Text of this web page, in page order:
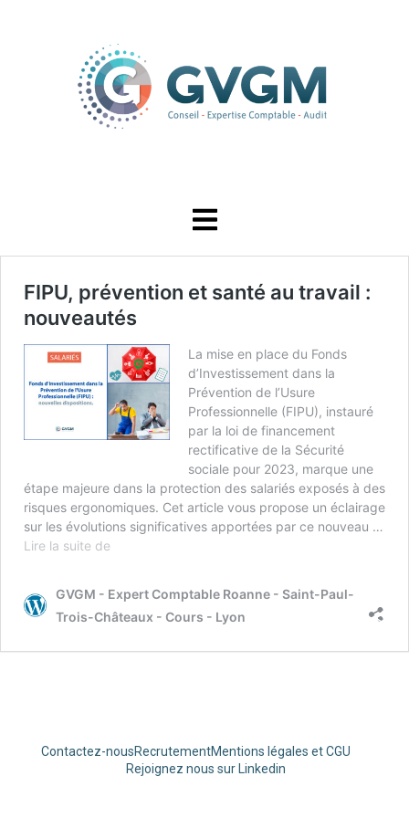
FIPU, prévention et santé au travail :
nouveautés
La mise en place du Fonds
d’Investissement dans la
Prévention de l’Usure
Professionnelle (FIPU), instauré
par la loi de financement
rectificative de la Sécurité
sociale pour 2023, marque une
étape majeure dans la protection des salariés exposés à des
risques ergonomiques. Cet article vous propose un éclairage
sur les évolutions significatives apportées par ce nouveau …
Lire la suite de
GVGM - Expert Comptable Roanne - Saint-Paul-
Trois-Châteaux - Cours - Lyon
Contactez-nousRecrutementMentions légales et CGU
Rejoignez nous sur Linkedin